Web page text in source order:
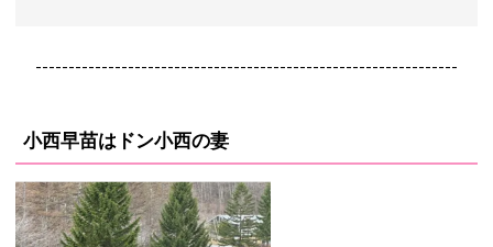
----------------------------------------------------------------
小西早苗はドン小西の妻